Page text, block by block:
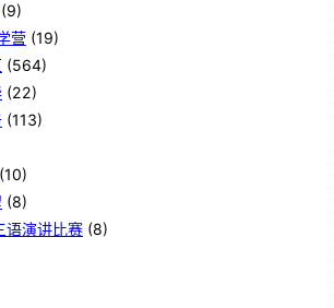
(9)
营 (19)
(564)
(22)
(113)
(10)
(8)
语演讲比赛 (8)